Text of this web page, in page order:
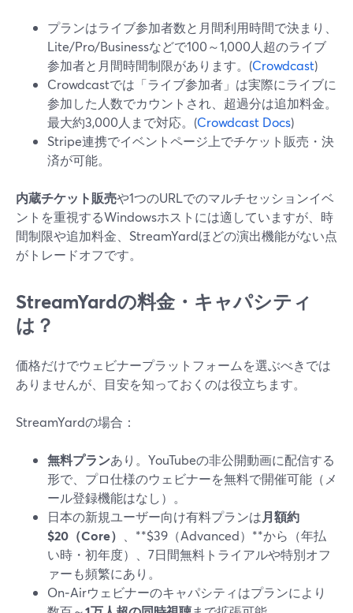
プランはライブ参加者数と月間利用時間で決まり、
Lite/Pro/Businessなどで100～1,000人超のライブ
参加者と月間時間制限があります。(Crowdcast)
Crowdcastでは「ライブ参加者」は実際にライブに
参加した人数でカウントされ、超過分は追加料金。
最大約3,000人まで対応。(Crowdcast Docs)
Stripe連携でイベントページ上でチケット販売・決
済が可能。
内蔵チケット販売や1つのURLでのマルチセッションイベ
ントを重視するWindowsホストには適していますが、時
間制限や追加料金、StreamYardほどの演出機能がない点
がトレードオフです。
StreamYardの料金・キャパシティ
は？
価格だけでウェビナープラットフォームを選ぶべきでは
ありませんが、目安を知っておくのは役立ちます。
StreamYardの場合：
無料プランあり。YouTubeの非公開動画に配信する
形で、プロ仕様のウェビナーを無料で開催可能（メ
ール登録機能はなし）。
日本の新規ユーザー向け有料プランは月額約
$20（Core）
、**$39（Advanced）**から（年払
い時・初年度）、7日間無料トライアルや特別オフ
ァーも頻繁にあり。
On‑Airウェビナーのキャパシティはプランにより